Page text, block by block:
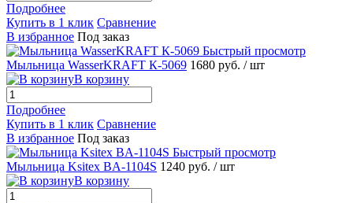
Подробнее
Купить в 1 клик Сравнение
В избранное Под заказ
Быстрый просмотр
Мыльница WasserKRAFT К-5069 1680 руб. / шт
В корзину
Подробнее
Купить в 1 клик Сравнение
В избранное Под заказ
Быстрый просмотр
Мыльница Ksitex BA-1104S 1240 руб. / шт
В корзину